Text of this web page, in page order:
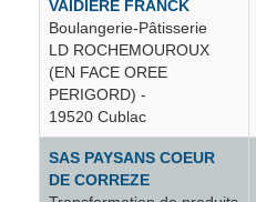
Goulles
Grandsaigne
Gros-Chastang
VAIDIERE FRANCK
Boulangerie-Pâtisserie
LD ROCHEMOUROUX
(EN FACE OREE
PERIGORD) -
19520 Cublac
SAS PAYSANS COEUR
DE CORREZE